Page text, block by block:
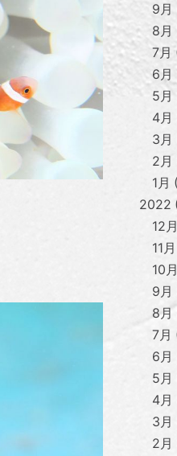
9月
8月
7月
6月
5月
4月
3月
2月
1月
2022
12月
11月
10月
9月
8月
7月
6月
5月
4月
3月
2月